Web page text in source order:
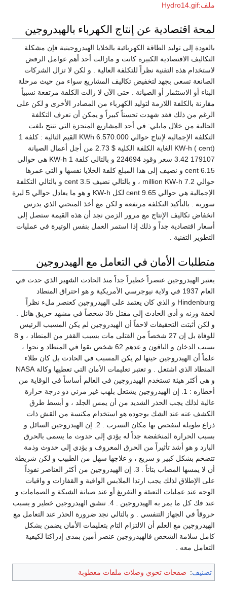
ملف:Hydro14.gif
لمحة اقتصادية عن إنتاج الكهرباء بالهيدروجين
بالعودة إلى توليد الطاقة الكهربائية بالخلايا الهيدروجينية فإن مشكلة
التكاليف الاقتصادية الكبيرة كانت و مازالت أحد أهم عوامل الرفض
لاستخدام هذه التقنية نظراً للتكلفة العالية . و لكن لا تزال الشركات
الصانعة تسعى بجهد لتخفيض تكاليف المشاريع سواء من حيث مرحلة
البناء أو الاستثمار أو الصيانة . حتى الآن لا زالت الكلفة مرتفعة نسبياً
مقارنة بالكلفة اللازمة لتوليد الكهرباء من المصادر الأخرى و لكن على
الرغم من ذلك فقد شهدت تحسناً كبيراً و يمكن أن نعرف التكلفة
الحالية من خلال مايلي: في أحد المشاريع المنجزة التي تنتج بلغت
التكلفة الإجمالية لإنتاج حوالي 6.570.000 KWh القيم التالية : كلفة 1
KW-h ( cent) الغاية الكلفة الكلية $ 2.73 من أجل أعمال الصيانة
179107 3.42 سعر وقود 224694 و بالتالي كلفة 1 KW-h هي حوالي
6.15 cent و نضيف إلى هذا المبلغ كلفة الخلايا نفسها و التي عمرها
حوالي 7.2 million KW-h ، و بالتالي نضيف 3.5 cent و بالتالي التكلفة
الإجمالية هي حوالي 9.65 cent لكل KW-h و هو ما يعادل حوالي 5 ليرة
سورية . بالتأكيد التكلفة مرتفعة و لكن مع أخذ المنحني الذي يدرس
انخفاض تكاليف الإنتاج مع مرور الزمن نجد أن هذه القيمة ستصل إلى
أسعار اقتصادية جداً و ذلك إذا استمر العمل بنفس الوتيرة في عمليات
التطوير التقنية .
متطلبات الأمان في التعامل مع الهيدروجين
يعتبر الهيدروجين عنصراً خطيراً جداً منذ الحادث الشهير الذي حدث في
العام 1937 في ولاية نيوجرسي الأمريكية و هو احتراق المنطاد
Hindenburg و الذي كان يعتمد على الهيدروجين كعنصر ملء نظراً
لخفة وزنه و أدى الحادث إلى مقتل 35 شخصاً في مشهد حريق هائل .
و لكن أثبتت التحقيقات لاحقاً أن الهيدروجين لم يكن المسبب الرئيس
للوفاة بل إن 27 شخصاً من القتلى مات بسبب القفز من المنطاد ، و 8
بسبب الدخان و الباقون و عدهم 62 شخص بقوا في المنطاد و نجوا ،
علماً أن الهيدروجين حينها لم يكن المسبب في الحادث بل كان طلاء
المنطاد الذي اشتعل . و تعتبر تعليمات الأمان التي تعطيها وكالة NASA
و هي أكثر هيئة تستخدم الهيدروجين في العالم أساساً في الوقاية من
أخطاره : 1. إن الهيدروجين يشتعل بلهب غير مرئي ذو درجة حرارة
عالية لذلك يجب الحذر الشديد من أن يمس الجلد ، و أبسط طرق
الكشف عنه عند الشك بوجوده هو استخدام مكنسة من القش ذات
ذراع طويلة لنتفحص بها مكان التسرب . 2. إن الهيدروجين السائل و
بسبب الحرارة المنخفضة جداً له يؤدي إلى حدوث ما يسمى بالحرق
البارد و هو أشد تأثيراً من الحرق المعروف و يؤدي إلى حدوث وذمة
تتضخم بشكل كبير و سريع ، و علاجها سهل من الطبيب و لكن شريطة
أن لا يمسها المصاب بتاتاً . 3. إن الهيدروجين من أكثر العناصر نفوذاً
على الإطلاق لذلك يجب ارتدا الملابس الواقية و القفازات و واقيات
الوجه عند عمليات التعبئة و التفريغ أو عند صيانة الشبكة و الصمامات و
عند فك كل ما يمر به الهيدروجين . 4. تنشق الهيدروجين خطير و يسبب
حروقاً في الجهاز التنفسي . و بالتالي نجد ضرورة الحذر عند التعامل مع
الهيدروجين مع العلم أن الالتزام التام بتعليمات الأمان يضمن بشكل
كامل سلامة الشخص فالهيدروجين عنصر أمين بمدى إدراكنا لكيفية
التعامل معه .
تصنيف: صفحات تحوي وصلات ملفات معطوبة